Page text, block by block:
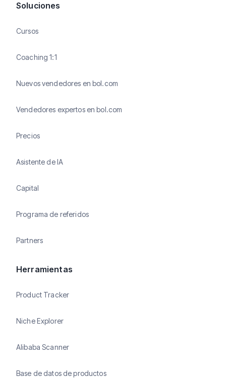
Soluciones
Cursos
Coaching 1:1
Nuevos vendedores en bol.com
Vendedores expertos en bol.com
Precios
Asistente de IA
Capital
Programa de referidos
Partners
Herramientas
Product Tracker
Niche Explorer
Alibaba Scanner
Base de datos de productos